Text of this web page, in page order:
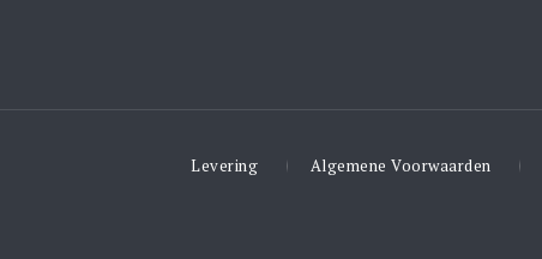
Levering Algemene Voorwaarden